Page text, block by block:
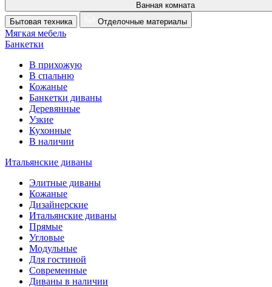
Ванная комната
Бытовая техника
Отделочные материалы
Мягкая мебель
Банкетки
В прихожую
В спальню
Кожаные
Банкетки диваны
Деревянные
Узкие
Кухонные
В наличии
Итальянские диваны
Элитные диваны
Кожаные
Дизайнерские
Итальянские диваны
Прямые
Угловые
Модульные
Для гостиной
Современные
Диваны в наличии